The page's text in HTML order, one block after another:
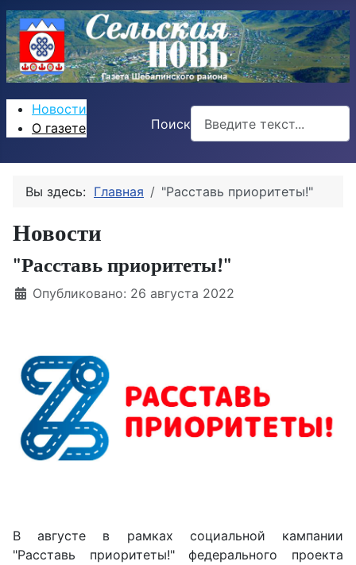
Новости
О газете
Поиск
Вы здесь: Главная "Расставь приоритеты!"
Новости
"Расставь приоритеты!"
Информация о материале
Опубликовано: 26 августа 2022
В августе в рамках социальной кампании
"Расставь приоритеты!" федерального проекта